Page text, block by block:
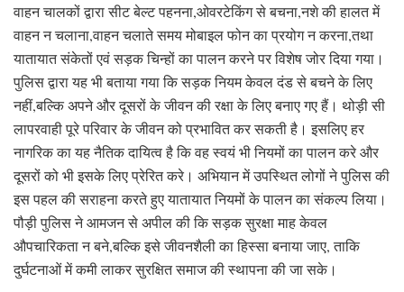
वाहन चालकों द्वारा सीट बेल्ट पहनना,ओवरटेकिंग से बचना,नशे की हालत में
वाहन न चलाना,वाहन चलाते समय मोबाइल फोन का प्रयोग न करना,तथा
यातायात संकेतों एवं सड़क चिन्हों का पालन करने पर विशेष जोर दिया गया।
पुलिस द्वारा यह भी बताया गया कि सड़क नियम केवल दंड से बचने के लिए
नहीं,बल्कि अपने और दूसरों के जीवन की रक्षा के लिए बनाए गए हैं। थोड़ी सी
लापरवाही पूरे परिवार के जीवन को प्रभावित कर सकती है। इसलिए हर
नागरिक का यह नैतिक दायित्व है कि वह स्वयं भी नियमों का पालन करे और
दूसरों को भी इसके लिए प्रेरित करे। अभियान में उपस्थित लोगों ने पुलिस की
इस पहल की सराहना करते हुए यातायात नियमों के पालन का संकल्प लिया।
पौड़ी पुलिस ने आमजन से अपील की कि सड़क सुरक्षा माह केवल
औपचारिकता न बने,बल्कि इसे जीवनशैली का हिस्सा बनाया जाए, ताकि
दुर्घटनाओं में कमी लाकर सुरक्षित समाज की स्थापना की जा सके।